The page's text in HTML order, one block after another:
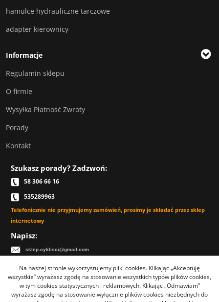
hamulce hydrauliczne tarczowe
adapter kierownicy
Informacje
Regulamin sklepu
O firmie
Wysyłka Płatność Zwroty
Porady
Kontakt
Szukasz porady? Zadzwoń:
58 306 66 16
535289963
Telefonicznie nie przyjmujemy zamówień, prosimy je składać przez sklep
internetowy
Napisz:
sklep.cyklisci@gmail.com
Sklep rowerowy Cyklisci.com - TYSAR Jacek Tysarczyk
Na naszej stronie wykorzystujemy pliki cookies. Klikając „Akceptuję
wszystkie” wyrażasz zgodę na stosowanie wszystkich typów plików cookies,
w tym cookies statystycznych i reklamowych. Klikając „Odmawiam”
wyrażasz zgodę na stosowanie wyłącznie plików cookies niezbędnych do